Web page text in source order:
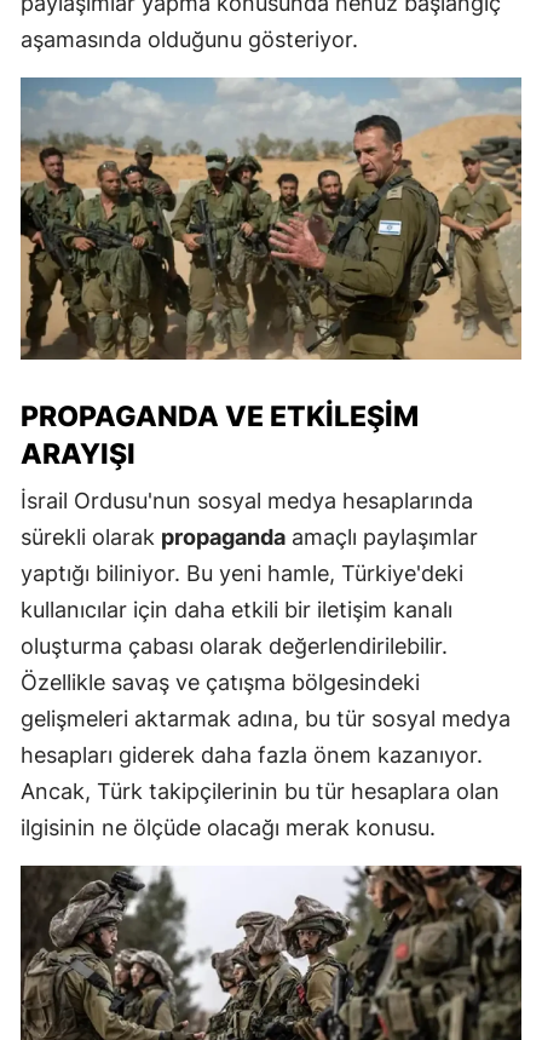
aşamasında olduğunu gösteriyor.
PROPAGANDA VE ETKILEŞIM
ARAYIŞI
İsrail Ordusu'nun sosyal medya hesaplarında
sürekli olarak propaganda amaçlı paylaşımlar
yaptığı biliniyor. Bu yeni hamle, Türkiye'deki
kullanıcılar için daha etkili bir iletişim kanalı
oluşturma çabası olarak değerlendirilebilir.
Özellikle savaş ve çatışma bölgesindeki
gelişmeleri aktarmak adına, bu tür sosyal medya
hesapları giderek daha fazla önem kazanıyor.
Ancak, Türk takipçilerinin bu tür hesaplara olan
ilgisinin ne ölçüde olacağı merak konusu.